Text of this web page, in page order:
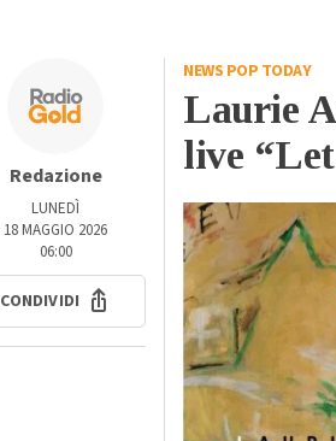
Redazione
LUNEDÌ
18 MAGGIO 2026
06:00
CONDIVIDI
NEWS POP TODAY
Laurie
live